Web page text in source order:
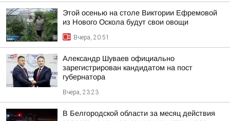
Этой осенью на столе Виктории Ефремовой
из Нового Оскола будут свои овощи
Вчера, 20:51
Александр Шуваев официально
зарегистрирован кандидатом на пост
губернатора
Вчера, 23:23
В Белгородской области за месяц действия